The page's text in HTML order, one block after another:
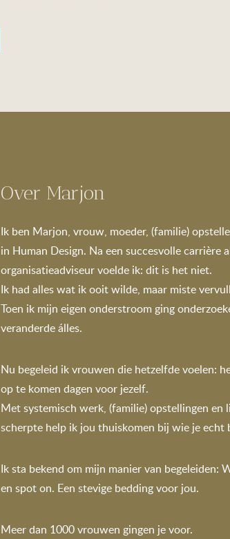
Over Marjon
Ik ben Marjon, vrouw, moeder, (familie)
in Human Design. Na een succesvolle carrière
organisatieadviseur voelde ik: dit is het niet.
Ik had alles wat ik ooit wilde, maar miste
Toen ik mijn eigen onderstroom ging
veranderde álles.
Nu begeleid ik vrouwen die hetzelfde voelen:
op te komen dagen voor jezelf.
Met systemisch werk, (familie) opstellingen en
scherpte help ik jou thuiskomen bij wie je echt
Ik sta bekend om mijn manier van begeleiden:
en spot on. Een stevige bedding voor jou.
Meer dan 1000 vrouwen gingen je voor.